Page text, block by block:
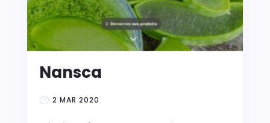
Nansca
2 MAR 2020